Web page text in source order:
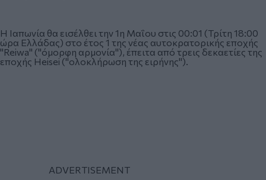
Η Ιαπωνία θα εισέλθει την 1η Μαΐου στις 00:01 (Τρίτη 18:00
ώρα Ελλάδας) στο έτος 1 της νέας αυτοκρατορικής εποχής
"Reiwa" ("όμορφη αρμονία"), έπειτα από τρεις δεκαετίες της
εποχής Heisei ("ολοκλήρωση της ειρήνης").